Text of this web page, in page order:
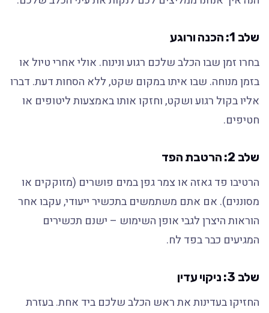
שלב 1: הכנה ורוגע
בחרו זמן שבו הכלב שלכם רגוע ונינוח. אולי אחרי טיול או
בזמן מנוחה. שבו איתו במקום שקט, ללא הסחות דעת. דברו
אליו בקול רגוע ושקט, וחזקו אותו באמצעות ליטופים או
חטיפים.
שלב 2: הרטבת הפד
הרטיבו פד גאזה או צמר גפן במים פושרים (מזוקקים או
מסוננים). אם אתם משתמשים בתכשיר ייעודי, עקבו אחר
הוראות היצרן לגבי אופן השימוש – ישנם תכשירים
המגיעים כבר בפד לח.
שלב 3: ניקוי עדין
החזיקו בעדינות את ראש הכלב שלכם ביד אחת. בעזרת